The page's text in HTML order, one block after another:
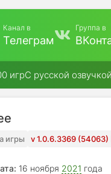
Канал в
Телеграм
Группа в
игрС русской озвучкой
игры v 1.0.6.3369
16 ноября 2021 года